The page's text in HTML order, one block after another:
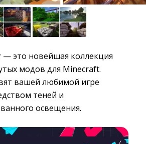
— это новейшая коллекция
модов для Minecraft.
вашей любимой игре
теней и
освещения.